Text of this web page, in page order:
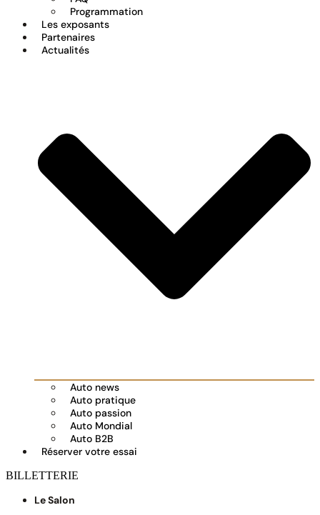
Programmation
Les exposants
Partenaires
Actualités
Auto news
Auto pratique
Auto passion
Auto Mondial
Auto B2B
Réserver votre essai
BILLETTERIE
Le Salon